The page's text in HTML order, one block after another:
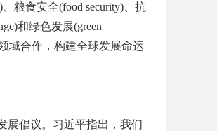
、粮食安全(food security) 、抗
和绿色发展(green
域合作，构建全球发展命运
展倡议。习近平指出，我们